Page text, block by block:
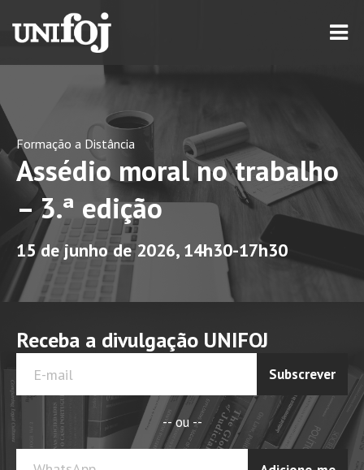
Formação a Distância
Assédio moral no trabalho
– 3.ª edição
15 de junho de 2026, 14h30-17h30
Receba a divulgação UNIFOJ
Subscrever
-- ou --